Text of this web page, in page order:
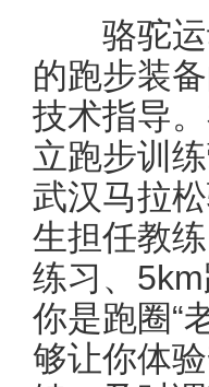
骆驼运
的跑步装
技术指导
立跑步训
武汉马拉
生担任教
练习、
你是跑圈“
够让你体